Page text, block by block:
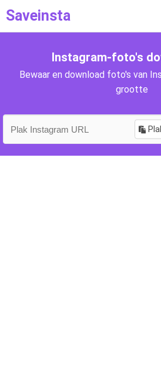
Saveinsta
Instagram-foto's
Bewaar en download foto's van
grootte